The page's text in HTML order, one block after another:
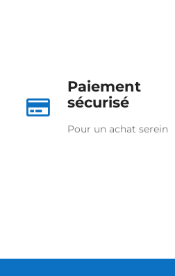

Paiement
sécurisé
Pour un achat serein